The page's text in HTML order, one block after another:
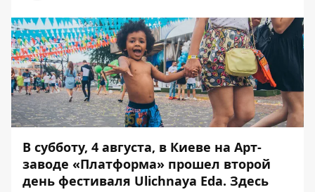
В субботу, 4 августа, в Киеве на Арт-
заводе «Платформа» прошел второй
день фестиваля Ulichnaya Eda. Здесь